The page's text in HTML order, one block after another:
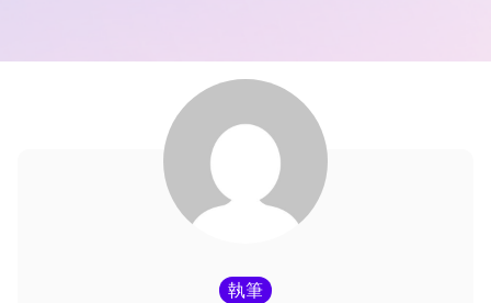
執筆